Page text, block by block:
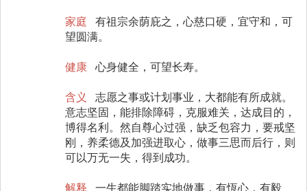
家庭
有祖宗余荫庇之，心慈口硬，宜守和，可
望圆满。
健康 心身健全，可望长寿。
含义
志愿之事或计划事业，大都能有所成就。
意志坚固，能排除障碍，克服难关，达成目的，
博得名利。然自尊心过强，缺乏包容力，要戒坚
刚，养柔德及加强进取心，做事三思而后行，则
可以万无一失，得到成功。
解释 一生都能脚踏实地做事，有恆心，有毅